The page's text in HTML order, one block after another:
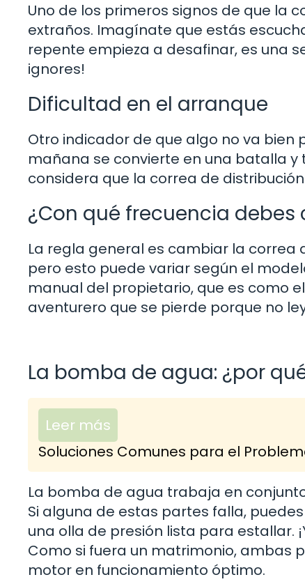
Uno de los primeros signos de que la
extraños. Imagínate que estás
repente empieza a desafinar, es una
ignores!
Dificultad en el arranque
Otro indicador de que algo no va bien
mañana se convierte en una batalla
considera que la correa de
¿Con qué frecuencia
La regla general es cambiar la correa
pero esto puede variar según el
manual del propietario, que es como
aventurero que se pierde porque no
La bomba de agua: ¿por
Leer más
Soluciones Comunes para el
La bomba de agua trabaja en
Si alguna de estas partes falla,
una olla de presión lista para estallar.
Como si fuera un matrimonio, ambas
motor en funcionamiento óptimo.